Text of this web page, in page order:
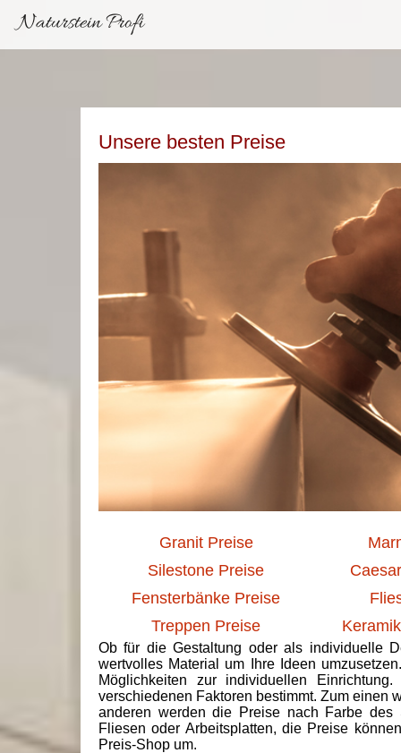
Naturstein Profi
Unsere besten Preise
Granit Preise
Silestone Preise
Fensterbänke Preise
Treppen Preise
Ob für die Gestaltung oder als individuelle
wertvolles Material um Ihre Ideen
Möglichkeiten zur individuellen
verschiedenen Faktoren bestimmt. Zum einen
anderen werden die Preise nach Farbe des
Fliesen oder Arbeitsplatten, die Preise
Preis-Shop um.